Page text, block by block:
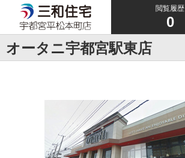
閲覧履歴
0
オータニ宇都宮駅東店